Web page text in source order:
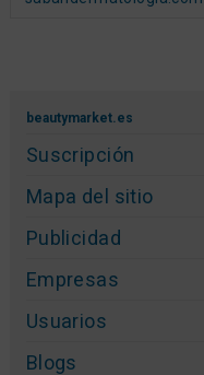
beautymarket.es
Suscripción
Mapa del sitio
Publicidad
Empresas
Usuarios
Blogs